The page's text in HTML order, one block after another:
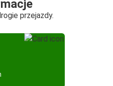
przejazdy.